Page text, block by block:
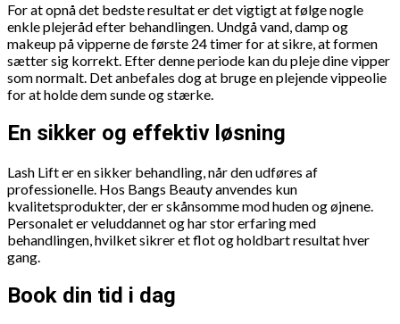
For at opnå det bedste resultat er det vigtigt at følge nogle
enkle plejeråd efter behandlingen. Undgå vand, damp og
makeup på vipperne de første 24 timer for at sikre, at formen
sætter sig korrekt. Efter denne periode kan du pleje dine vipper
som normalt. Det anbefales dog at bruge en plejende vippeolie
for at holde dem sunde og stærke.
En sikker og effektiv løsning
Lash Lift er en sikker behandling, når den udføres af
professionelle. Hos Bangs Beauty anvendes kun
kvalitetsprodukter, der er skånsomme mod huden og øjnene.
Personalet er veluddannet og har stor erfaring med
behandlingen, hvilket sikrer et flot og holdbart resultat hver
gang.
Book din tid i dag